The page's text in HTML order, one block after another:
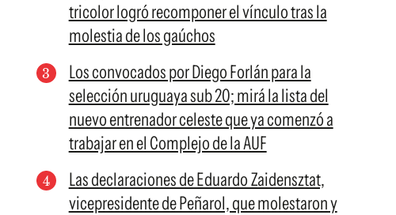
tricolor logró recomponer el vínculo tras la
molestia de los gaúchos
Los convocados por Diego Forlán para la
selección uruguaya sub 20; mirá la lista del
nuevo entrenador celeste que ya comenzó a
trabajar en el Complejo de la AUF
Las declaraciones de Eduardo Zaidensztat,
vicepresidente de Peñarol, que molestaron y